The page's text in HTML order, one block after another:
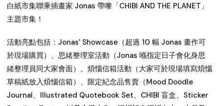
白紙市集聯乘插畫家 Jonas 帶嚟「CHIBI AND THE PLANET」
主題市集！
活動亮點包括：Jonas' Showcase（超過 10 幅 Jonas 畫作可
於現場購買）、思緒整理室活動（Jonas 喺指定日子會化身思
緒整理員同大家會面）、煩惱信箱活動（大家可於現場填寫煩惱
草稿紙放入煩惱信箱）、限定紀念品售賣（Mood Doodle
Journal、Illustrated Quotebook Set、CHIBI 盲盒、Sticker